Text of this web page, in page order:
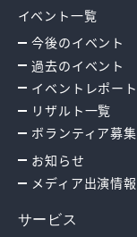
イベント一覧
今後のイベント
過去のイベント
イベントレポート
リザルト一覧
ボランティア募集
お知らせ
メディア出演情報
サービス